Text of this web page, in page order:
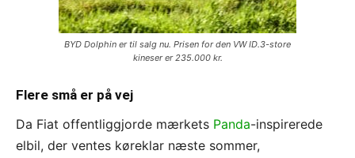
BYD Dolphin er til salg nu. Prisen for den VW ID.3-store
kineser er 235.000 kr.
Flere små er på vej
Da Fiat offentliggjorde mærkets Panda-inspirerede
elbil, der ventes køreklar næste sommer,